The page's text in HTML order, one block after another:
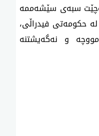
سبه‌ی سێشه‌ممه‌
حكومه‌تی فیدراڵی،
و نه‌گه‌یشتنه‌